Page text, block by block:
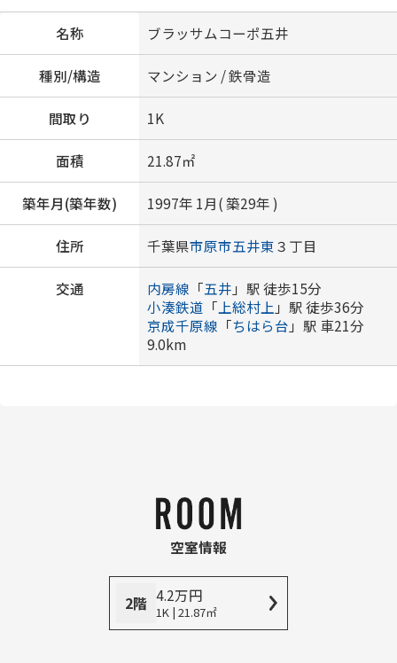
名称 ブラッサムコーポ五井
種別/構造 マンション / 鉄骨造
間取り 1K
面積 21.87㎡
築年月(築年数) 1997年 1月( 築29年 )
住所 千葉県市原市五井東３丁目
交通 内房線 「五井 」駅 徒歩15分
小湊鉄道 「 上総村上 」駅 徒歩36分
京成千原線 「ちはら台 」駅 車21分
9.0km
空室情報
2階 4.2万円
1K | 21.87㎡